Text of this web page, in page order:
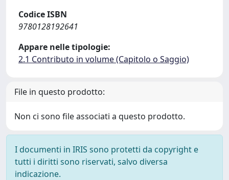
Codice ISBN
9780128192641
Appare nelle tipologie:
2.1 Contributo in volume (Capitolo o Saggio)
File in questo prodotto:
Non ci sono file associati a questo prodotto.
I documenti in IRIS sono protetti da copyright e
tutti i diritti sono riservati, salvo diversa
indicazione.